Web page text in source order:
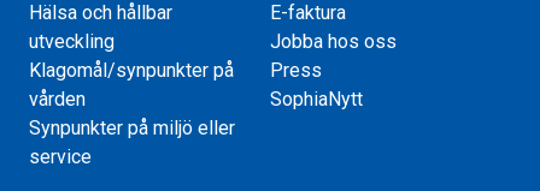
Hälsa och hållbar
utveckling
Klagomål/synpunkter på
vården
Synpunkter på miljö eller
service
E-faktura
Jobba hos oss
Press
SophiaNytt